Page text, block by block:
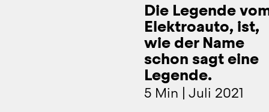
Die Legende
Elektroauto, ist,
wie der Name
schon sagt eine
Legende.
5 Min | Juli 2021